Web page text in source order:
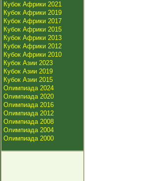
Кубок Африки 2021
Кубок Африки 2019
Кубок Африки 2017
Кубок Африки 2015
Кубок Африки 2013
Кубок Африки 2012
Кубок Африки 2010
Кубок Азии 2023
Кубок Азии 2019
Кубок Азии 2015
Олимпиада 2024
Олимпиада 2020
Олимпиада 2016
Олимпиада 2012
Олимпиада 2008
Олимпиада 2004
Олимпиада 2000